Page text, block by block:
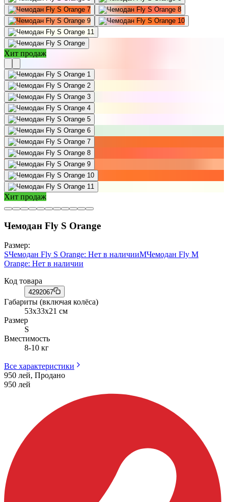
Хит продаж
Хит продаж
Чемодан Fly S Orange
Размер:
SЧемодан Fly S Orange: Нет в наличииМЧемодан Fly M
Orange: Нет в наличии
Код товара
4292067
Габариты (включая колёса)
53х33х21 см
Размер
S
Вместимость
8-10 кг
Все характеристики
950 лей, Продано
950 лей